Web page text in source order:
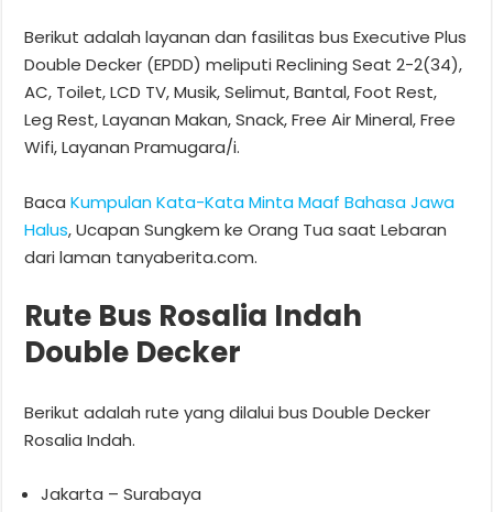
Berikut adalah layanan dan fasilitas bus Executive Plus
Double Decker (EPDD) meliputi Reclining Seat 2-2(34),
AC, Toilet, LCD TV, Musik, Selimut, Bantal, Foot Rest,
Leg Rest, Layanan Makan, Snack, Free Air Mineral, Free
Wifi, Layanan Pramugara/i.
BacaKumpulan Kata-Kata Minta Maaf Bahasa Jawa
Halus, Ucapan Sungkem ke Orang Tua saat Lebaran
dari laman tanyaberita.com.
Rute Bus Rosalia Indah
Double Decker
Berikut adalah rute yang dilalui bus Double Decker
Rosalia Indah.
Jakarta – Surabaya